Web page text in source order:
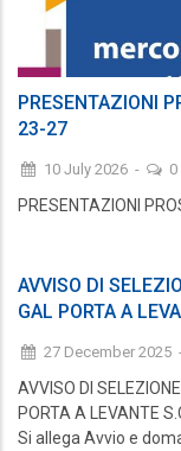
PRESENTAZIONI
23-27
10 July 2026 - 0
PRESENTAZIONI
AVVISO DI
GAL PORTA A
27 December 2025
AVVISO DI
PORTA A LEVANTE
Si allega Avvio e